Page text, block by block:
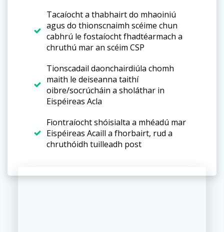
Tacaíocht a thabhairt do mhaoiniú
agus do thionscnaimh scéime chun
cabhrú le fostaíocht fhadtéarmach a
chruthú mar an scéim CSP
Tionscadail daonchairdiúla chomh
maith le deiseanna taithí
oibre/socrúcháin a sholáthar in
Eispéireas Acla
Fiontraíocht shóisialta a mhéadú mar
Eispéireas Acaill a fhorbairt, rud a
chruthóidh tuilleadh post